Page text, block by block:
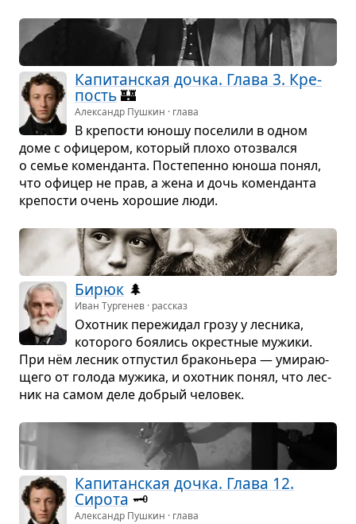
Капи­тан­ская дочка. Глава 3. Кре­
пость🏰
Александр Пушкин · глава
В кре­по­сти юношу посе­лили в одном
доме с офи­це­ром, кото­рый плохо ото­звался
о семье комен­данта. Посте­пенно юноша понял,
что офи­цер не прав, а жена и дочь комен­данта
кре­по­сти очень хоро­шие люди.
Бирюк 🌲
Иван Тургенев · рассказ
Охот­ник пере­жи­дал грозу у лес­ника,
кото­рого боя­лись окрест­ные мужики.
При нём лес­ник отпу­стил бра­ко­ньера — уми­ра­ю­
щего от голода мужика, и охот­ник понял, что лес­
ник на самом деле добрый чело­век.
Капи­тан­ская дочка. Глава 12.
Сирота 🗝️
Александр Пушкин · глава